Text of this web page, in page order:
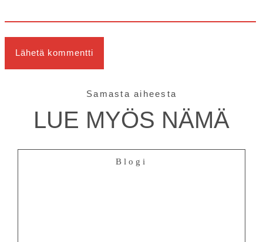
Samasta aiheesta
LUE MYÖS NÄMÄ
Blogi